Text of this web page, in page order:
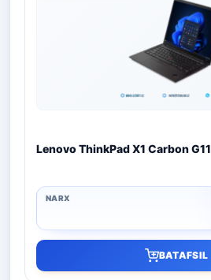
Lenovo ThinkPad X1 Carbon G11
BATAFSIL